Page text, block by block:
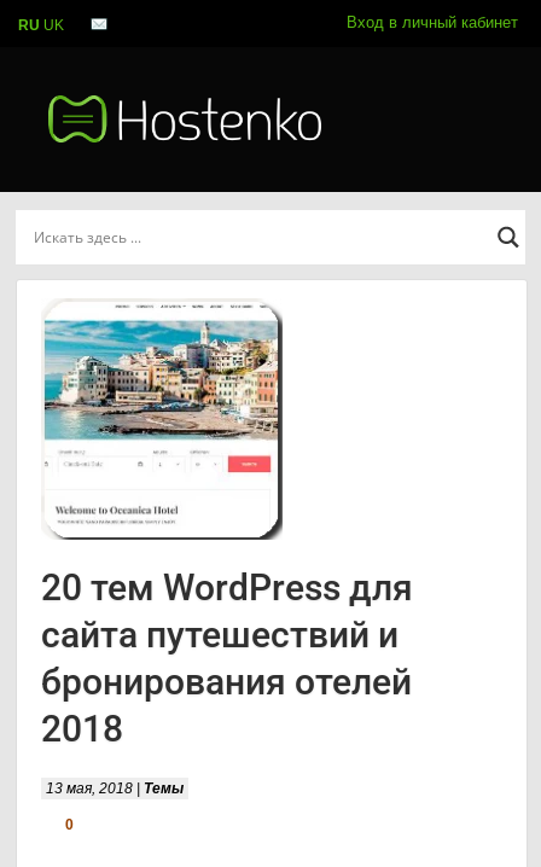
Вход в личный кабинет
20 тем WordPress для
сайта путешествий и
бронирования отелей
2018
13 мая, 2018 | Темы
0
RU UK